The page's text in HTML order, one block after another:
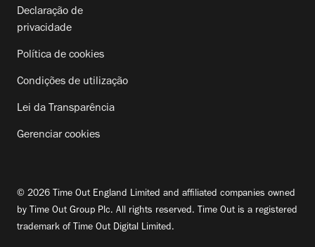
Declaração de
privacidade
Política de cookies
Condições de utilização
Lei da Transparência
Gerenciar cookies
© 2026 Time Out England Limited and affiliated companies owned
by Time Out Group Plc. All rights reserved. Time Out is a registered
trademark of Time Out Digital Limited.